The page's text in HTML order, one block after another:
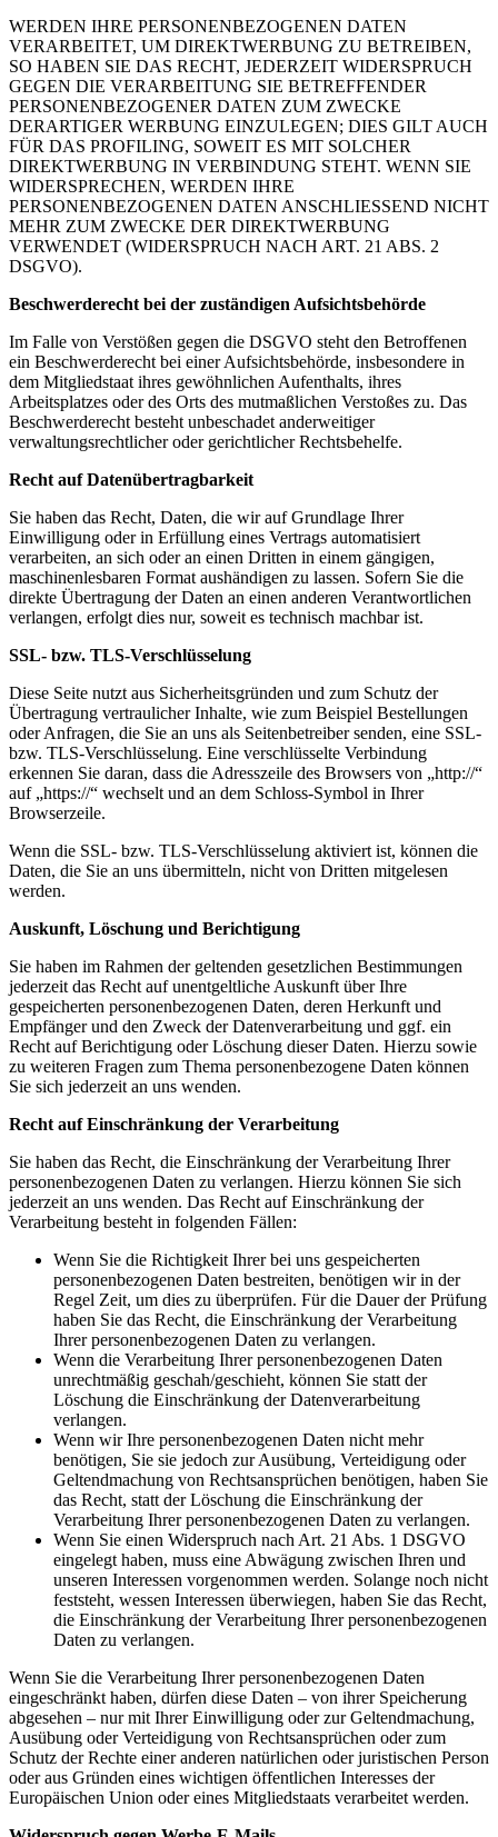
WERDEN IHRE PERSONENBEZOGENEN DATEN
VERARBEITET, UM DIREKTWERBUNG ZU BETREIBEN,
SO HABEN SIE DAS RECHT, JEDERZEIT WIDERSPRUCH
GEGEN DIE VERARBEITUNG SIE BETREFFENDER
PERSONENBEZOGENER DATEN ZUM ZWECKE
DERARTIGER WERBUNG EINZULEGEN; DIES GILT AUCH
FÜR DAS PROFILING, SOWEIT ES MIT SOLCHER
DIREKTWERBUNG IN VERBINDUNG STEHT. WENN SIE
WIDERSPRECHEN, WERDEN IHRE
PERSONENBEZOGENEN DATEN ANSCHLIESSEND NICHT
MEHR ZUM ZWECKE DER DIREKTWERBUNG
VERWENDET (WIDERSPRUCH NACH ART. 21 ABS. 2
DSGVO).
Beschwerde­recht bei der zuständigen Aufsichts­behörde
Im Falle von Verstößen gegen die DSGVO steht den Betroffenen
ein Beschwerderecht bei einer Aufsichtsbehörde, insbesondere in
dem Mitgliedstaat ihres gewöhnlichen Aufenthalts, ihres
Arbeitsplatzes oder des Orts des mutmaßlichen Verstoßes zu. Das
Beschwerderecht besteht unbeschadet anderweitiger
verwaltungsrechtlicher oder gerichtlicher Rechtsbehelfe.
Recht auf Daten­übertrag­barkeit
Sie haben das Recht, Daten, die wir auf Grundlage Ihrer
Einwilligung oder in Erfüllung eines Vertrags automatisiert
verarbeiten, an sich oder an einen Dritten in einem gängigen,
maschinenlesbaren Format aushändigen zu lassen. Sofern Sie die
direkte Übertragung der Daten an einen anderen Verantwortlichen
verlangen, erfolgt dies nur, soweit es technisch machbar ist.
SSL- bzw. TLS-Verschlüsselung
Diese Seite nutzt aus Sicherheitsgründen und zum Schutz der
Übertragung vertraulicher Inhalte, wie zum Beispiel Bestellungen
oder Anfragen, die Sie an uns als Seitenbetreiber senden, eine SSL-
bzw. TLS-Verschlüsselung. Eine verschlüsselte Verbindung
erkennen Sie daran, dass die Adresszeile des Browsers von „http://“
auf „https://“ wechselt und an dem Schloss-Symbol in Ihrer
Browserzeile.
Wenn die SSL- bzw. TLS-Verschlüsselung aktiviert ist, können die
Daten, die Sie an uns übermitteln, nicht von Dritten mitgelesen
werden.
Auskunft, Löschung und Berichtigung
Sie haben im Rahmen der geltenden gesetzlichen Bestimmungen
jederzeit das Recht auf unentgeltliche Auskunft über Ihre
gespeicherten personenbezogenen Daten, deren Herkunft und
Empfänger und den Zweck der Datenverarbeitung und ggf. ein
Recht auf Berichtigung oder Löschung dieser Daten. Hierzu sowie
zu weiteren Fragen zum Thema personenbezogene Daten können
Sie sich jederzeit an uns wenden.
Recht auf Einschränkung der Verarbeitung
Sie haben das Recht, die Einschränkung der Verarbeitung Ihrer
personenbezogenen Daten zu verlangen. Hierzu können Sie sich
jederzeit an uns wenden. Das Recht auf Einschränkung der
Verarbeitung besteht in folgenden Fällen:
Wenn Sie die Richtigkeit Ihrer bei uns gespeicherten
personenbezogenen Daten bestreiten, benötigen wir in der
Regel Zeit, um dies zu überprüfen. Für die Dauer der Prüfung
haben Sie das Recht, die Einschränkung der Verarbeitung
Ihrer personenbezogenen Daten zu verlangen.
Wenn die Verarbeitung Ihrer personenbezogenen Daten
unrechtmäßig geschah/geschieht, können Sie statt der
Löschung die Einschränkung der Datenverarbeitung
verlangen.
Wenn wir Ihre personenbezogenen Daten nicht mehr
benötigen, Sie sie jedoch zur Ausübung, Verteidigung oder
Geltendmachung von Rechtsansprüchen benötigen, haben Sie
das Recht, statt der Löschung die Einschränkung der
Verarbeitung Ihrer personenbezogenen Daten zu verlangen.
Wenn Sie einen Widerspruch nach Art. 21 Abs. 1 DSGVO
eingelegt haben, muss eine Abwägung zwischen Ihren und
unseren Interessen vorgenommen werden. Solange noch nicht
feststeht, wessen Interessen überwiegen, haben Sie das Recht,
die Einschränkung der Verarbeitung Ihrer personenbezogenen
Daten zu verlangen.
Wenn Sie die Verarbeitung Ihrer personenbezogenen Daten
eingeschränkt haben, dürfen diese Daten – von ihrer Speicherung
abgesehen – nur mit Ihrer Einwilligung oder zur Geltendmachung,
Ausübung oder Verteidigung von Rechtsansprüchen oder zum
Schutz der Rechte einer anderen natürlichen oder juristischen Person
oder aus Gründen eines wichtigen öffentlichen Interesses der
Europäischen Union oder eines Mitgliedstaats verarbeitet werden.